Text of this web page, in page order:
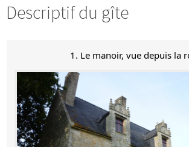
Descriptif du gîte
1. Le manoir, vue depuis la